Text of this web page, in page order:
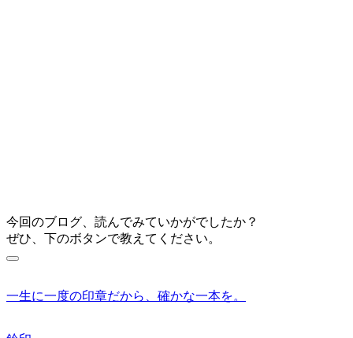
今回のブログ、読んでみていかがでしたか？
ぜひ、下のボタンで教えてください。
一生に一度の印章だから、確かな一本を。